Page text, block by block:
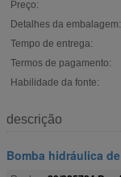
Preço:
Detalhes da embalagem:
Tempo de entrega:
Termos de pagamento:
Habilidade da fonte:
descrição
Bomba hidráulica